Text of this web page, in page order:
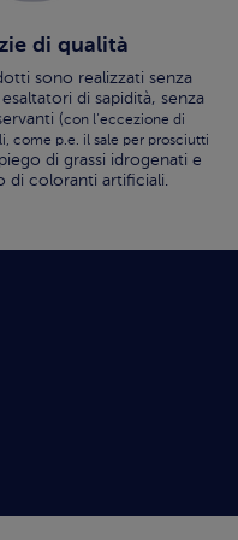
di qualità
sono realizzati senza
di sapidità, senza
(con l’eccezione di
come p.e. il sale per prosciutti
di grassi idrogenati e
di coloranti artificiali.